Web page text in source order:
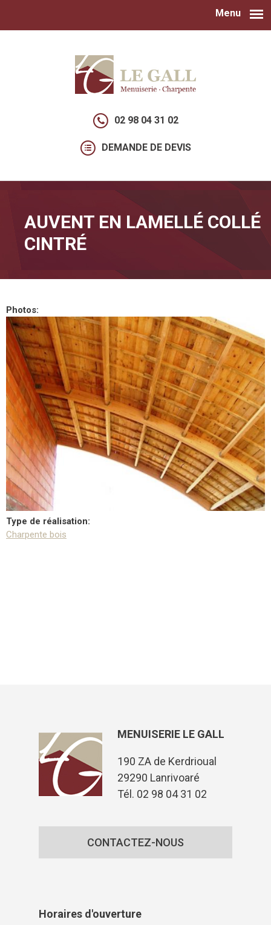
Menu
02 98 04 31 02
DEMANDE DE DEVIS
AUVENT EN LAMELLÉ COLLÉ
CINTRÉ
Photos:
Type de réalisation:
Charpente bois
MENUISERIE LE GALL
190 ZA de Kerdrioual
29290 Lanrivoaré
Tél. 02 98 04 31 02
CONTACTEZ-NOUS
Horaires d'ouverture